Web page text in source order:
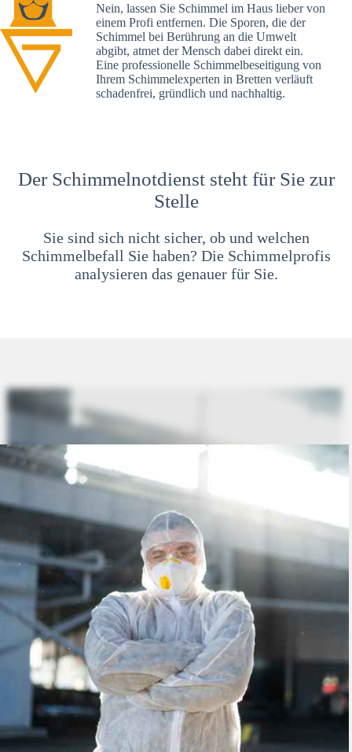
Nein, lassen Sie Schimmel im Haus lieber von
einem Profi entfernen. Die Sporen, die der
Schimmel bei Berührung an die Umwelt
abgibt, atmet der Mensch dabei direkt ein.
Eine professionelle Schimmelbeseitigung von
Ihrem Schimmelexperten in Bretten verläuft
schadenfrei, gründlich und nachhaltig.
Der Schimmelnotdienst steht für Sie zur
Stelle
Sie sind sich nicht sicher, ob und welchen
Schimmelbefall Sie haben? Die Schimmelprofis
analysieren das genauer für Sie.